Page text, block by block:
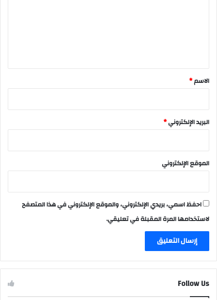
*
الاسم*
البريد الإلكتروني*
الموقع الإلكتروني
احفظ اسمي، بريدي الإلكتروني، والموقع الإلكتروني في هذا المتصفح
لاستخدامها المرة المقبلة في تعليقي.
Follow Us